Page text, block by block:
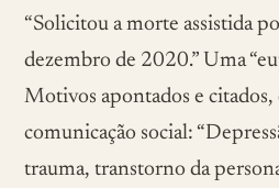
“Solicitou a morte assistida
dezembro de 2020.” Uma
Motivos apontados e citados,
comunicação social:
trauma, transtorno da